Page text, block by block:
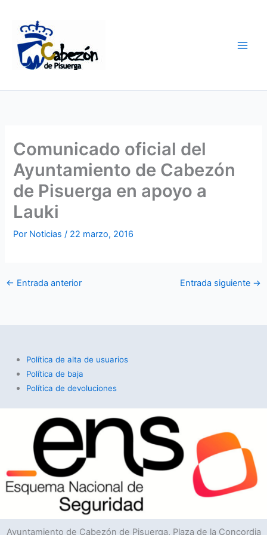
contenido
Comunicado oficial del
Ayuntamiento de Cabezón
de Pisuerga en apoyo a
Lauki
Por Noticias/ 22 marzo, 2016
← Entrada anterior Entrada siguiente →
Política de alta de usuarios
Política de baja
Política de devoluciones
Ayuntamiento de Cabezón de Pisuerga, Plaza de la Concordia